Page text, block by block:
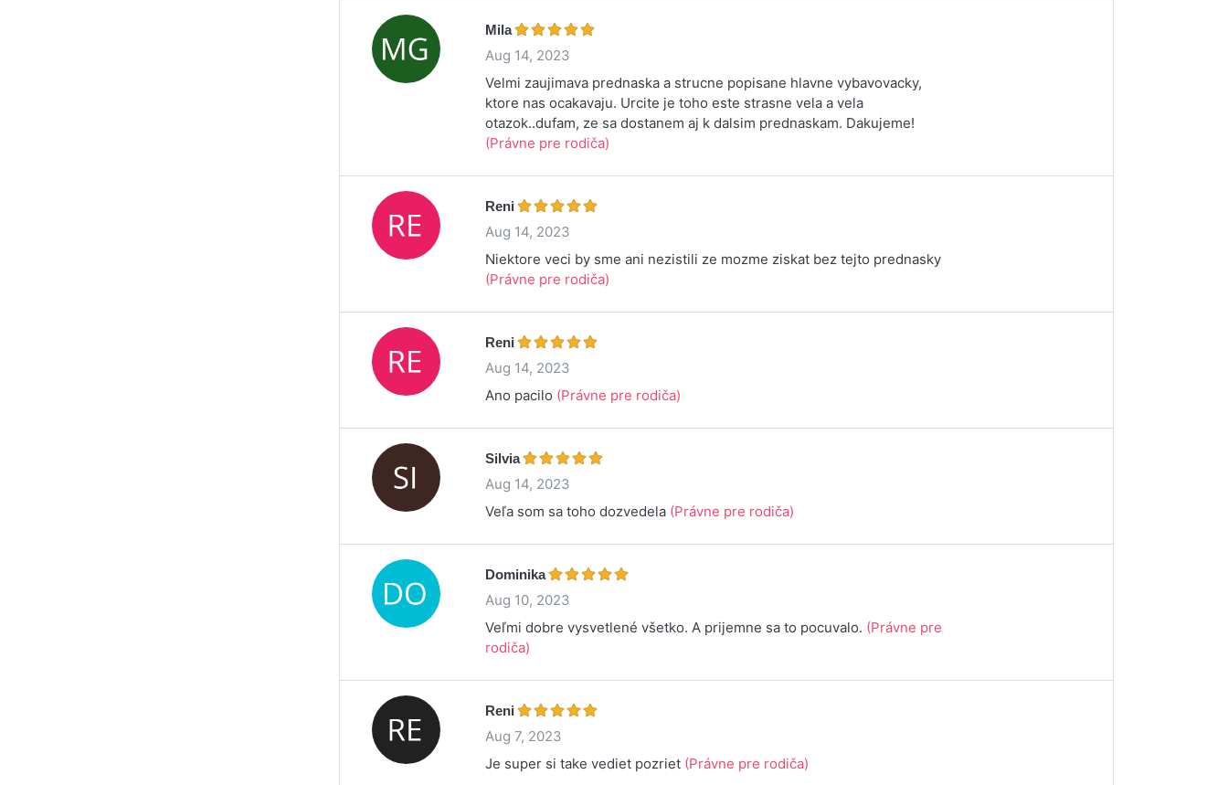
Mila
Aug 14, 2023
Velmi zaujimava prednaska a strucne popisane hlavne vybavovacky,
ktore nas ocakavaju. Urcite je toho este strasne vela a vela
otazok..dufam, ze sa dostanem aj k dalsim prednaskam. Dakujeme!
(Právne pre rodiča)
Reni
Aug 14, 2023
Niektore veci by sme ani nezistili ze mozme ziskat bez tejto prednasky
(Právne pre rodiča)
Reni
Aug 14, 2023
Ano pacilo (Právne pre rodiča)
Silvia
Aug 14, 2023
Veľa som sa toho dozvedela (Právne pre rodiča)
Dominika
Aug 10, 2023
Veľmi dobre vysvetlené všetko. A prijemne sa to pocuvalo. (Právne pre
rodiča)
Reni
Aug 7, 2023
Je super si take vediet pozriet (Právne pre rodiča)